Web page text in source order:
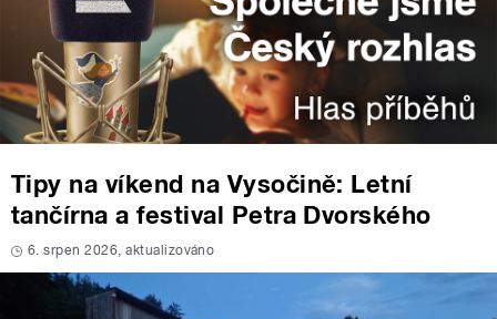
Tipy na víkend na Vysočině: Letní
tančírna a festival Petra Dvorského
6. srpen 2026, aktualizováno